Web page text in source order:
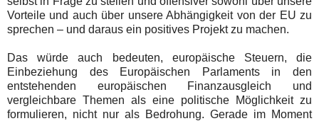
Vorteile und auch über unsere Abhängigkeit von der EU zu
sprechen – und daraus ein positives Projekt zu machen.
Das würde auch bedeuten, europäische Steuern, die
Einbeziehung des Europäischen Parlaments in den
entstehenden europäischen Finanzausgleich und
vergleichbare Themen als eine politische Möglichkeit zu
formulieren, nicht nur als Bedrohung. Gerade im Moment